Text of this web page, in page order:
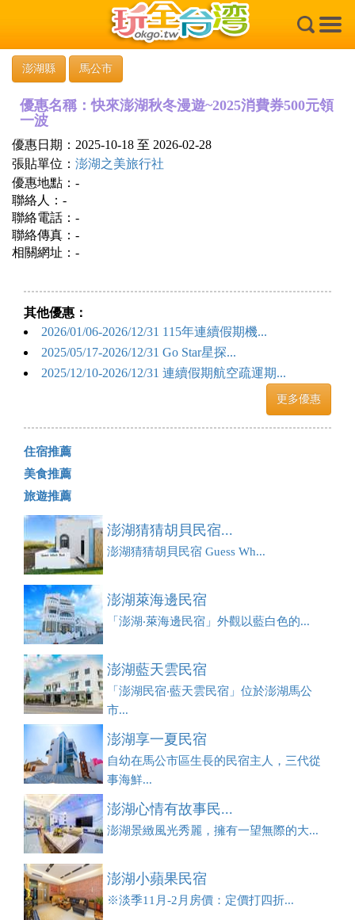
×
澎湖縣 馬公市
優惠名稱：快來澎湖秋冬漫遊~2025消費券500元領
一波
優惠日期：2025-10-18 至 2026-02-28
張貼單位： 澎湖之美旅行社
優惠地點：-
聯絡人：-
聯絡電話：-
聯絡傳真：-
相關網址：-
其他優惠：
2026/01/06-2026/12/31 115年連續假期機...
2025/05/17-2026/12/31 Go Star星探...
2025/12/10-2026/12/31 連續假期航空疏運期...
更多優惠
住宿推薦
美食推薦
旅遊推薦
澎湖猜猜胡貝民宿...
澎湖猜猜胡貝民宿 Guess Wh...
澎湖萊海邊民宿
「澎湖‧萊海邊民宿」外觀以藍白色的...
澎湖藍天雲民宿
「澎湖民宿‧藍天雲民宿」位於澎湖馬公
市...
澎湖享一夏民宿
自幼在馬公市區生長的民宿主人，三代從
事海鮮...
澎湖心情有故事民...
澎湖景緻風光秀麗，擁有一望無際的大...
澎湖小蘋果民宿
※淡季11月-2月房價：定價打四折...